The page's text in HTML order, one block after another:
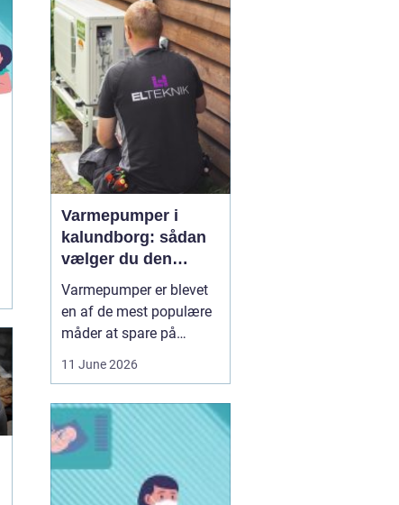
veludvikletLøgfrø, som
er tilpasset klima,
jordtype og
dyrkningssy...
Varmepumper i
kalundborg: sådan
vælger du den
rigtige løsning
Varmepumper er blevet
en af de mest populære
måder at spare på
Kalundborg står over for
samme spørgsmål: Skal
vi skifte den gamle
varmekilde ud, og er en
11 June 2026